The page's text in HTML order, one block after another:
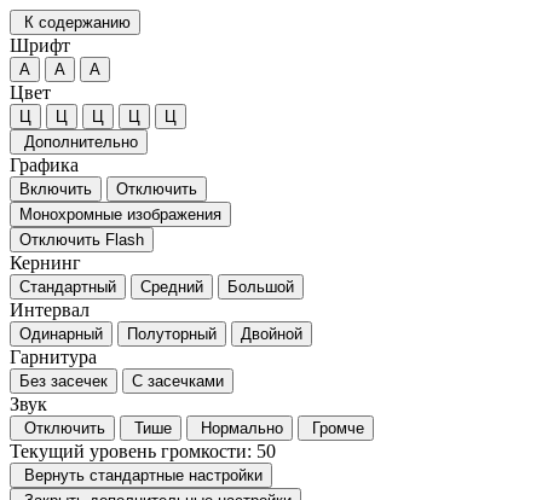
К содержанию
Шрифт
А А А
Цвет
Ц Ц Ц Ц
Ц
Дополнительно
Графика
Включить
Отключить
Монохромные изображения
Отключить Flash
Кернинг
Стандартный Средний Большой
Интервал
Одинарный Полуторный Двойной
Гарнитура
Без засечек С засечками
Звук
Отключить Тише Нормально Громче
Текущий уровень громкости: 50
Вернуть стандартные настройки